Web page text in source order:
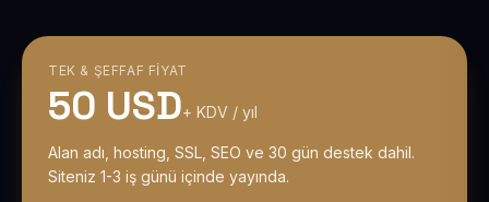
TEK & ŞEFFAF FIYAT
50 USD+ KDV / yıl
Alan adı, hosting, SSL, SEO ve 30 gün destek dahil.
Siteniz 1-3 iş günü içinde yayında.